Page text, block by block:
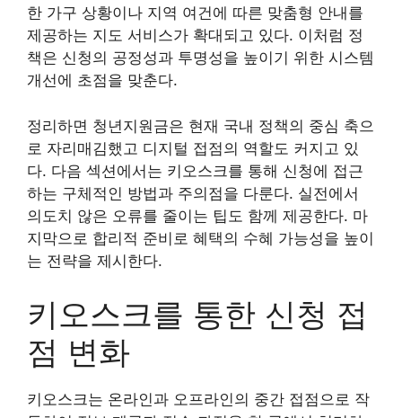
한 가구 상황이나 지역 여건에 따른 맞춤형 안내를
제공하는 지도 서비스가 확대되고 있다. 이처럼 정
책은 신청의 공정성과 투명성을 높이기 위한 시스템
개선에 초점을 맞춘다.
정리하면 청년지원금은 현재 국내 정책의 중심 축으
로 자리매김했고 디지털 접점의 역할도 커지고 있
다. 다음 섹션에서는 키오스크를 통해 신청에 접근
하는 구체적인 방법과 주의점을 다룬다. 실전에서
의도치 않은 오류를 줄이는 팁도 함께 제공한다. 마
지막으로 합리적 준비로 혜택의 수혜 가능성을 높이
는 전략을 제시한다.
키오스크를 통한 신청 접
점 변화
키오스크는 온라인과 오프라인의 중간 접점으로 작